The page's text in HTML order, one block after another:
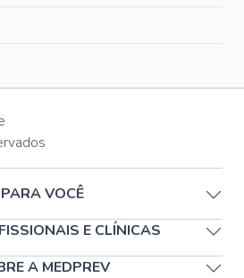
PARA VOCÊ
E CLÍNICAS
A MEDPREV